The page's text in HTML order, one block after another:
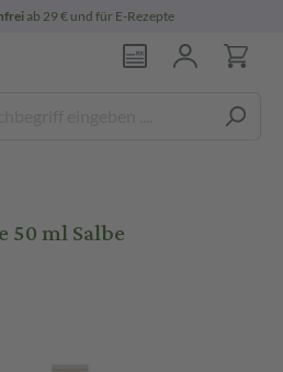
ab 29 € und für E-Rezepte
50 ml Salbe